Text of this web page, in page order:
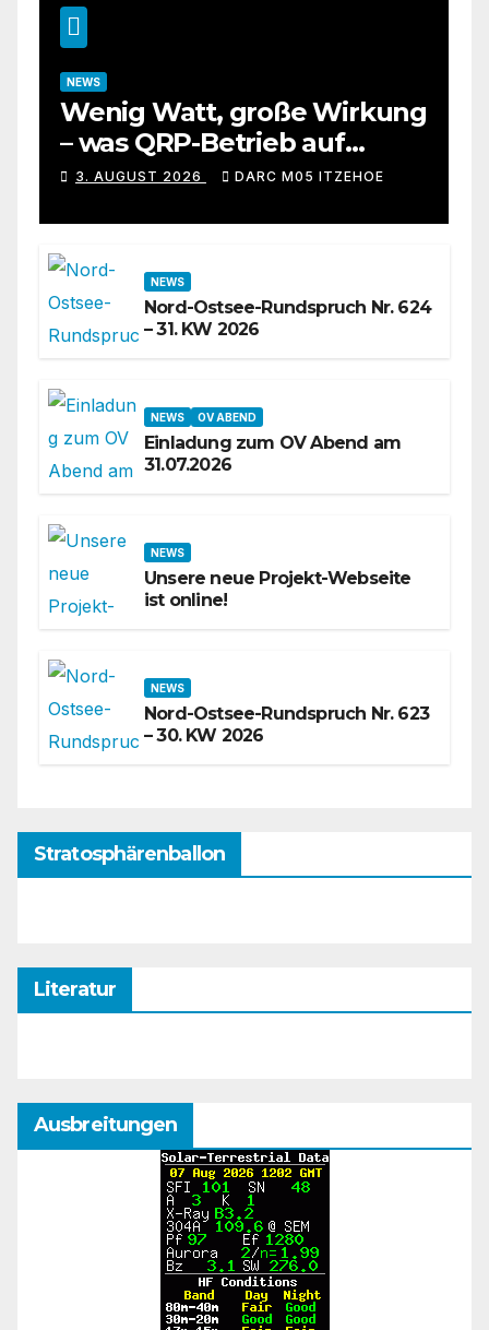
NEWS
Wenig Watt, große Wirkung
– was QRP-Betrieb auf
Kurzwelle wirklich kann
3. AUGUST 2026 DARC M05 ITZEHOE
NEWS
Nord-Ostsee-Rundspruch Nr. 624
– 31. KW 2026
NEWS OV ABEND
Einladung zum OV Abend am
31.07.2026
NEWS
Unsere neue Projekt-Webseite
ist online!
NEWS
Nord-Ostsee-Rundspruch Nr. 623
– 30. KW 2026
Stratosphärenballon
Literatur
Ausbreitungen